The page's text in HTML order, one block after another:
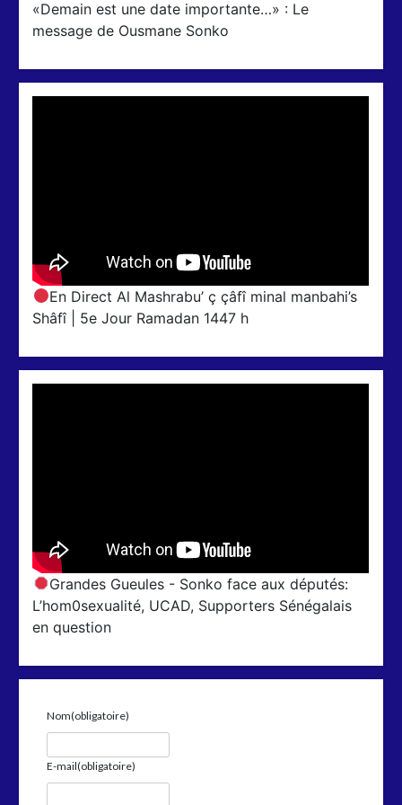
«Demain est une date importante…» : Le
message de Ousmane Sonko
En Direct Al Mashrabu’ ç çâfî minal manbahi’s
Shâfî | 5e Jour Ramadan 1447 h
Grandes Gueules - Sonko face aux députés:
L’hom0sexualité, UCAD, Supporters Sénégalais
en question
Nom(obligatoire)
E-mail(obligatoire)